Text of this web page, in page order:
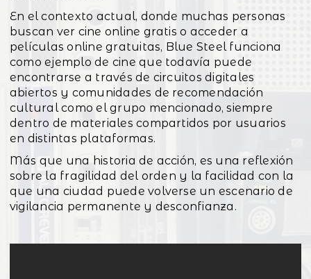
En el contexto actual, donde muchas personas
buscan ver cine online gratis o acceder a
películas online gratuitas, Blue Steel funciona
como ejemplo de cine que todavía puede
encontrarse a través de circuitos digitales
abiertos y comunidades de recomendación
cultural como el grupo mencionado, siempre
dentro de materiales compartidos por usuarios
en distintas plataformas.
Más que una historia de acción, es una reflexión
sobre la fragilidad del orden y la facilidad con la
que una ciudad puede volverse un escenario de
vigilancia permanente y desconfianza.